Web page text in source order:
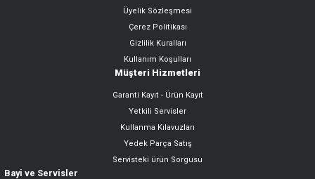
Üyelik Sözleşmesi
Çerez Politikası
Gizlilik Kuralları
Kullanım Koşulları
Müşteri Hizmetleri
Garanti Kayıt - Ürün Kayıt
Yetkili Servisler
Kullanma Kılavuzları
Yedek Parça Satış
Servisteki ürün Sorgusu
Bayi ve Servisler